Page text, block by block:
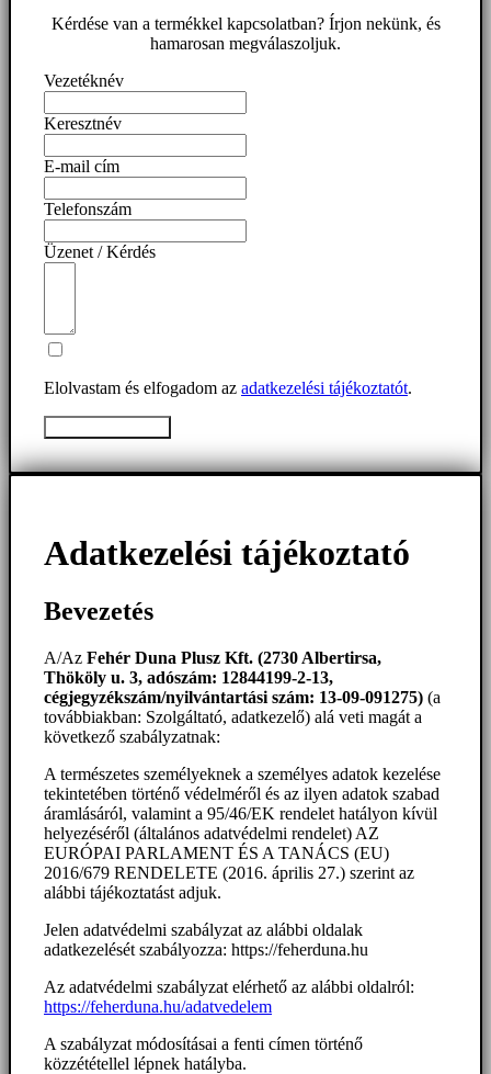
Kérdése van a termékkel kapcsolatban? Írjon nekünk, és
hamarosan megválaszoljuk.
Vezetéknév
Keresztnév
E-mail cím
Telefonszám
Üzenet / Kérdés
Elolvastam és elfogadom az adatkezelési tájékoztatót.
Adatkezelési tájékoztató
Bevezetés
A/Az Fehér Duna Plusz Kft. (2730 Albertirsa,
Thököly u. 3, adószám: 12844199-2-13,
cégjegyzékszám/nyilvántartási szám: 13-09-091275) (a
továbbiakban: Szolgáltató, adatkezelő) alá veti magát a
következő szabályzatnak:
A természetes személyeknek a személyes adatok kezelése
tekintetében történő védelméről és az ilyen adatok szabad
áramlásáról, valamint a 95/46/EK rendelet hatályon kívül
helyezéséről (általános adatvédelmi rendelet) AZ
EURÓPAI PARLAMENT ÉS A TANÁCS (EU)
2016/679 RENDELETE (2016. április 27.) szerint az
alábbi tájékoztatást adjuk.
Jelen adatvédelmi szabályzat az alábbi oldalak
adatkezelését szabályozza: https://feherduna.hu
Az adatvédelmi szabályzat elérhető az alábbi oldalról:
https://feherduna.hu/adatvedelem
A szabályzat módosításai a fenti címen történő
közzététellel lépnek hatályba.